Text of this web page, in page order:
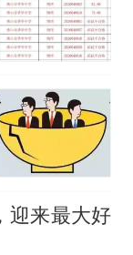
迎来最大好